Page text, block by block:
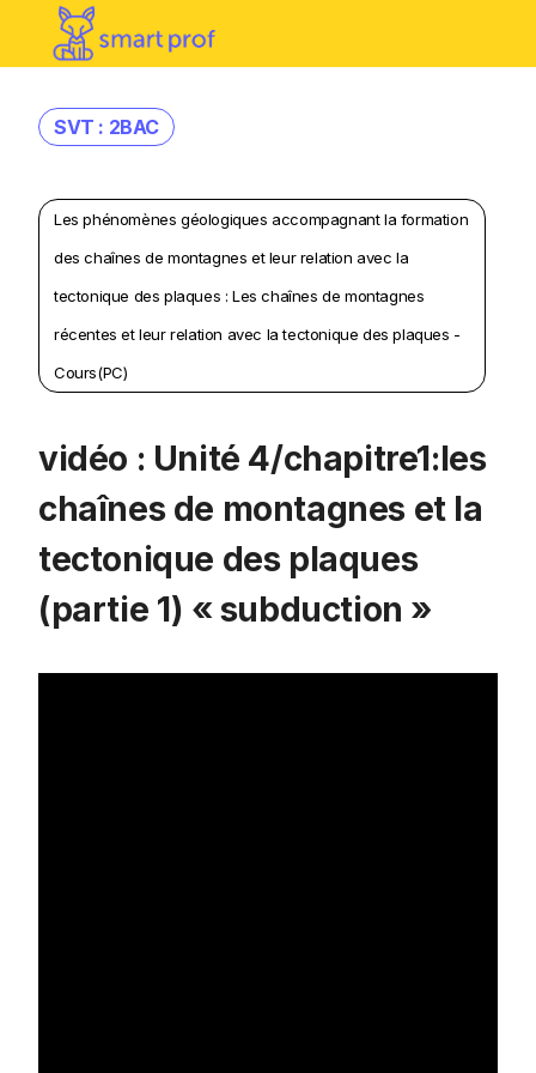
SVT : 2BAC
Les phénomènes géologiques accompagnant la formation
des chaînes de montagnes et leur relation avec la
tectonique des plaques : Les chaînes de montagnes
récentes et leur relation avec la tectonique des plaques -
Cours(PC)
vidéo : Unité 4/chapitre1:les
chaînes de montagnes et la
tectonique des plaques
(partie 1) « subduction »